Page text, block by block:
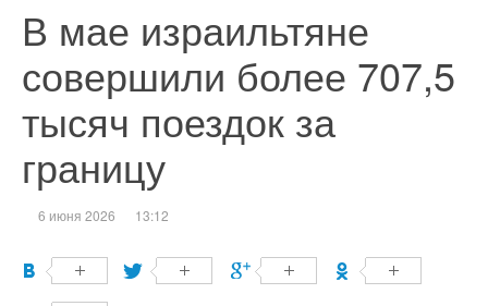
В мае израильтяне
совершили более 707,5
тысяч поездок за
границу
6 июня 2026 13:12